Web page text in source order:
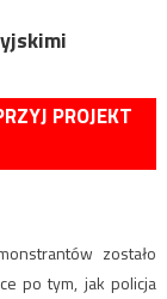
PROJEKT
zostało
po tym, jak policja